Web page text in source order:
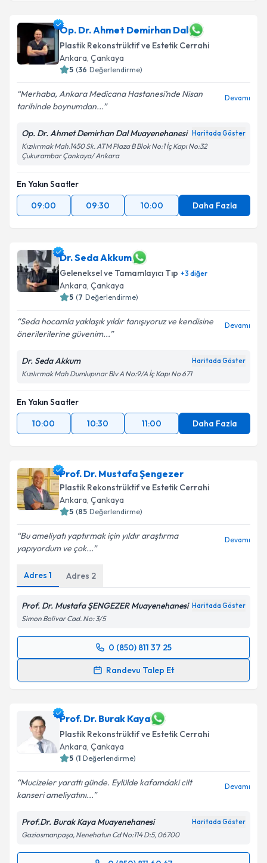
Op. Dr. Ahmet Demirhan Dal
Plastik Rekonstrüktif ve Estetik Cerrahi
Ankara, Çankaya
5 (36 Değerlendirme)
Merhaba, Ankara Medicana Hastanesi’nde Nisan
tarihinde boynumdan...
Devamı
Op. Dr. Ahmet Demirhan Dal Muayenehanesi Haritada Göster
Kızılırmak Mah.1450 Sk. ATM Plaza B Blok No:1 İç Kapı No:32
Çukurambar Çankaya/ Ankara
En Yakın Saatler
09:00
09:30 10:00 Daha Fazla
Dr. Seda Akkum
Geleneksel ve Tamamlayıcı Tıp +3 diğer
Ankara, Çankaya
5 (7 Değerlendirme)
Seda hocamla yaklaşık yıldır tanışıyoruz ve kendisine
önerilerilerine güvenim...
Devamı
Dr. Seda Akkum Haritada Göster
Kızılırmak Mah Dumlupınar Blv A No:9/A İç Kapı No 671
En Yakın Saatler
10:00
10:30 11:00 Daha Fazla
Prof. Dr. Mustafa Şengezer
Plastik Rekonstrüktif ve Estetik Cerrahi
Ankara, Çankaya
5 (85 Değerlendirme)
Bu ameliyatı yaptırmak için yıldır araştırma
yapıyordum ve çok...
Devamı
Adres 1 Adres 2
Prof. Dr. Mustafa ŞENGEZER Muayenehanesi Haritada Göster
Simon Bolivar Cad. No: 3/5
0 (850) 811 37 25
Randevu Talep Et
Randevu Takvimi Talebi
için bir takvim hazırlandığında e-posta ile
bilgilendireceğiz.
E-posta Adresiniz
Metni'ni okudum ve kişisel verilerimin belirtilen
kapsamda işlenmesini kabul ediyorum.
Prof. Dr. Burak Kaya
Plastik Rekonstrüktif ve Estetik Cerrahi
Ankara, Çankaya
5 (1 Değerlendirme)
Mucizeler yarattı günde. Eylülde kafamdaki cilt
kanseri ameliyatını...
Devamı
Prof.Dr. Burak Kaya Muayenehanesi Haritada Göster
Gaziosmanpaşa, Nenehatun Cd No:114 D:5, 06700